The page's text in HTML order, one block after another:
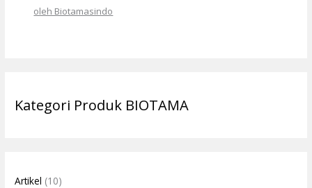
oleh Biotamasindo
Kategori Produk BIOTAMA
Artikel (10)